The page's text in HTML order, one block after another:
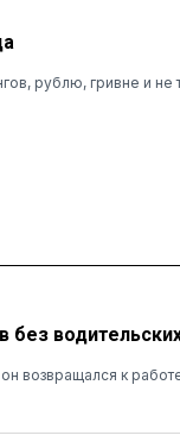
рублю, гривне и не
возвращался к